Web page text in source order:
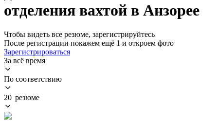
отделения вахтой в Анзорее
Чтобы видеть все резюме, зарегистрируйтесь
После регистрации покажем ещё 1 и откроем фото
Зарегистрироваться
За всё время
По соответствию
20 резюме